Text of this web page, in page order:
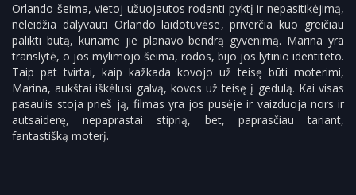
Orlando šeima, vietoj užuojautos rodanti pyktį ir nepasitikėjimą,
neleidžia dalyvauti Orlando laidotuvėse, priverčia kuo greičiau
palikti butą, kuriame jie planavo bendrą gyvenimą. Marina yra
translytė, o jos mylimojo šeima, rodos, bijo jos lytinio identiteto.
Taip pat tvirtai, kaip kažkada kovojo už teisę būti moterimi,
Marina, aukštai iškėlusi galvą, kovos už teisę į gedulą. Kai visas
pasaulis stoja prieš ją, filmas yra jos pusėje ir vaizduoja nors ir
autsaiderę, nepaprastai stiprią, bet, paprasčiau tariant,
fantastišką moterį.